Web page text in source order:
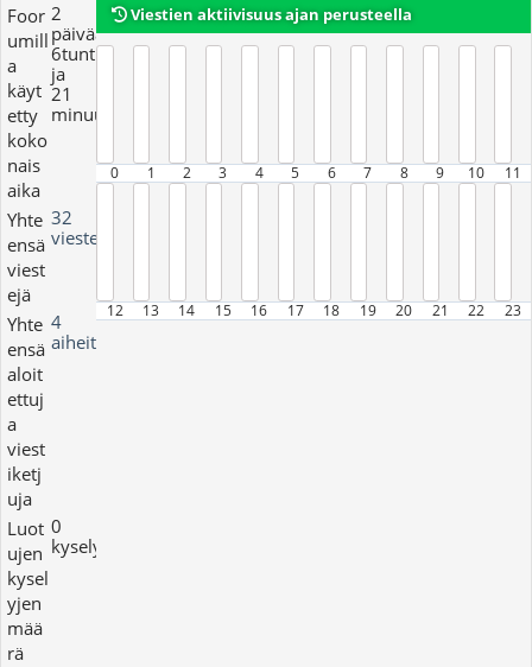
Foor
umill
a
käyt
etty
koko
nais
aika
2
päivää,
6tuntia
ja
21
minuutit
Yhte
ensä
viest
ejä
32
viestejä
Yhte
ensä
aloit
ettuj
a
viest
iketj
uja
4
aiheita
Luot
ujen
kysel
yjen
mää
rä
0
kyselyjä
Viestien aktiivisuus ajan perusteella
0 1 2 3 4 5 6 7 8 9 10 11
12 13 14 15 16 17 18 19 20 21 22 23